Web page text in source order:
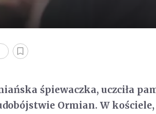
śpiewaczka, uczciła
Ormian. W